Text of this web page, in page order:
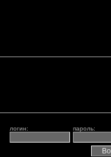
пароль:
логин: